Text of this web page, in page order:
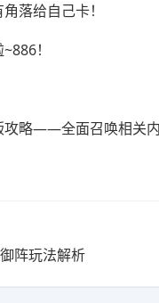
落给自己卡！
！
略——全面召唤相关内
阵玩法解析